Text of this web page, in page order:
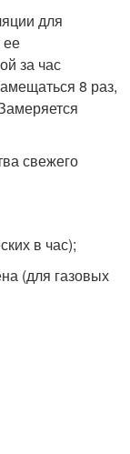
для
ее
за час
8 раз,
свежего
в час);
(для газовых